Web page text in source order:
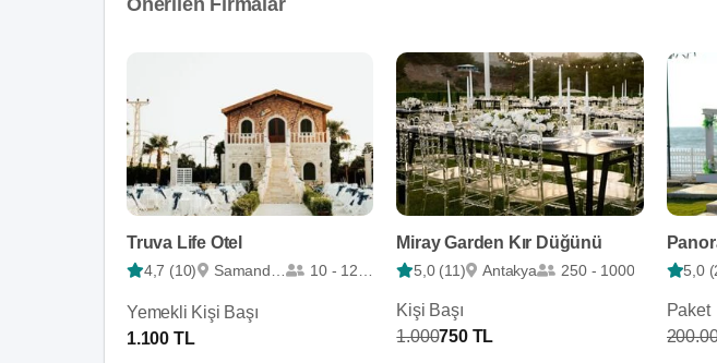
Önerilen Firmalar
Truva Life Otel
4,7 (10) Samandağ 10 - 1200
Yemekli Kişi Başı
1.100 TL
Miray Garden Kır Düğünü
5,0 (11) Antakya 250 - 1000
Kişi Başı
1.000750 TL
5,0
Paket